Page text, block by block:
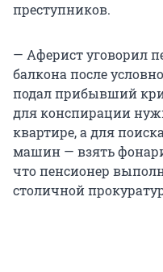
преступников.
— Аферист уговорил
балкона после
подал прибывший
для конспирации
квартире, а для
машин — взять
что пенсионер
столичной